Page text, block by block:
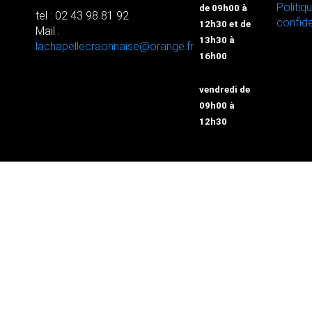
tel : 02 43 98 81 92
Mail :
lachapellecraonnaise@orange.fr
de 09h00 à
12h30 et de
13h30 à
16h00
vendredi de
09h00 à
12h30